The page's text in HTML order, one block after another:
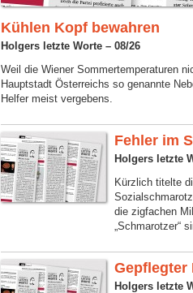
Kühlen Kopf bewahren
Holgers letzte Worte – 08/26
Weil die Wiener Sommertemperaturen
Hauptstadt Österreichs so genannte
Helfer meist vergebens.
Fehler im
Holgers letzte
Kürzlich titelte
die zigfachen
„Schmarotzer“
Gepflegter
Holgers letzte